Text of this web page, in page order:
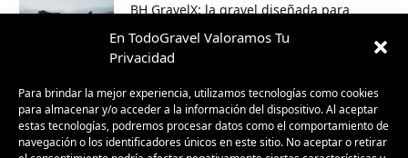
En TodoGravel Valoramos Tu
Privacidad
Para brindar la mejor experiencia, utilizamos tecnologías como cookies
para almacenar y/o acceder a la información del dispositivo. Al aceptar
estas tecnologías, podremos procesar datos como el comportamiento de
navegación o los identificadores únicos en este sitio. No aceptar o retirar
BH GravelX: la gravel diseñada para
23/09/2025